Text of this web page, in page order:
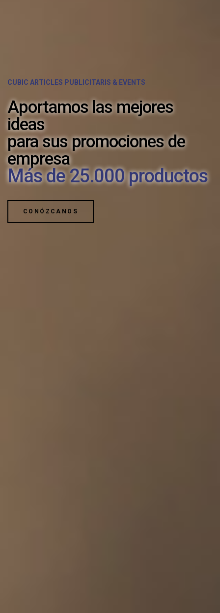
CUBIC ARTICLES PUBLICITARIS & EVENTS
Aportamos las mejores
ideas
para sus promociones de
empresa
Más de 25.000 productos
CONÓZCANOS